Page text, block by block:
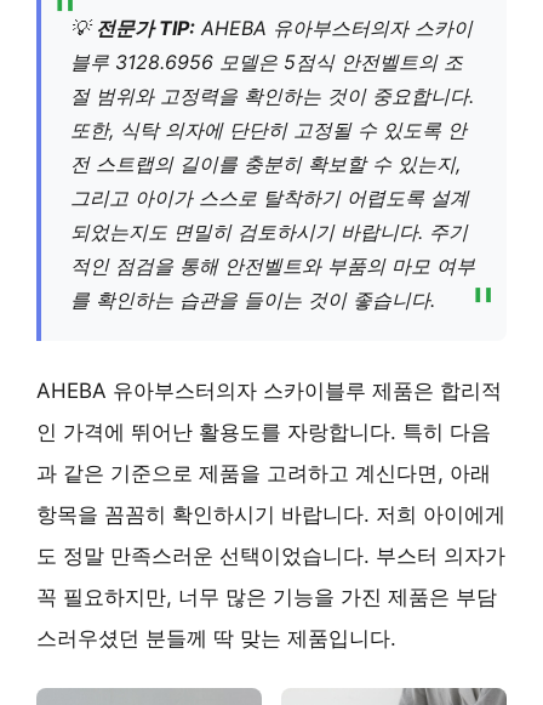
💡 전문가 TIP: AHEBA 유아부스터의자 스카이
블루 3128.6956 모델은 5점식 안전벨트의 조
절 범위와 고정력을 확인하는 것이 중요합니다.
또한, 식탁 의자에 단단히 고정될 수 있도록 안
전 스트랩의 길이를 충분히 확보할 수 있는지,
그리고 아이가 스스로 탈착하기 어렵도록 설계
되었는지도 면밀히 검토하시기 바랍니다. 주기
적인 점검을 통해 안전벨트와 부품의 마모 여부
를 확인하는 습관을 들이는 것이 좋습니다.
AHEBA 유아부스터의자 스카이블루 제품은 합리적
인 가격에 뛰어난 활용도를 자랑합니다. 특히 다음
과 같은 기준으로 제품을 고려하고 계신다면, 아래
항목을 꼼꼼히 확인하시기 바랍니다. 저희 아이에게
도 정말 만족스러운 선택이었습니다. 부스터 의자가
꼭 필요하지만, 너무 많은 기능을 가진 제품은 부담
스러우셨던 분들께 딱 맞는 제품입니다.